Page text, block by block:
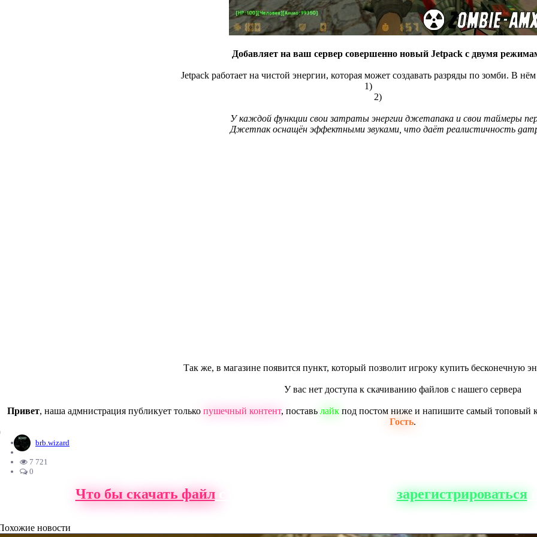
Добавляет на ваш сервер совершенно новый Jetpack c двумя
Jetpack работает на чистой энергии, которая может создавать разряды по зомби. В
1)
2)
У каждой функции свои затраты энергии джетапака и свои таймеры
Джетпак оснащён эффектными звуками, что даёт реалистичность
Так же, в магазине появится пункт, который позволит игроку купить бесконечную
У вас нет доступа к скачиванию файлов с нашего сервера
Привет, наша адмнистрация публикует только пушечный контент, поставь лайкпод постом ниже и напишите самый топовый
Гость.
brb.wizard
7 721
0
Что бы скачать файлс нашего сайта, вам нужно зарегистрироваться
новости